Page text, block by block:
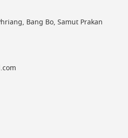
Bang Bo, Samut Prakan